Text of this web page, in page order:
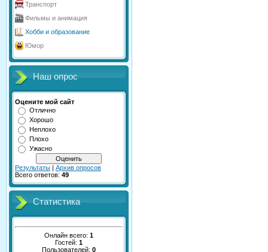
Транспорт
Фильмы и анимация
Хобби и образование
Юмор
Наш опрос
Оцените мой сайт
Отлично
Хорошо
Неплохо
Плохо
Ужасно
Результаты | Архив опросов
Всего ответов: 49
Статистика
Онлайн всего: 1
Гостей: 1
Пользователей: 0